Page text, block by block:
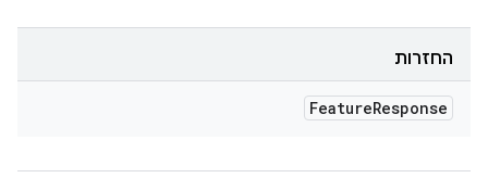
החזרות
FeatureResponse